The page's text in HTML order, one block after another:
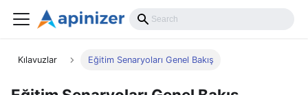
Kılavuzlar Eğitim Senaryoları Genel Bakış